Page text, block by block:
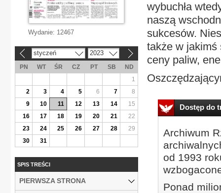
wybuchła
naszą
sukcesów.
także w jakimś
ceny paliw,
Dostęp do
Archiwum
od 1993
Ponad
Wydanie: 12467
styczeń 2023
PN WT ŚR CZ PT SB
ND
1
2
3 4 5 6 7
8
9
10 11 12 13 14
15
16
17 18 19 20 21
22
23
24 25 26 27 28
29
30
31
SPIS TREŚCI
PIERWSZA STRONA